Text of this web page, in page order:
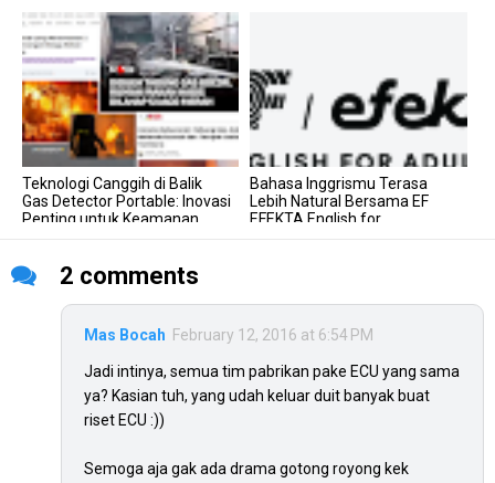
Teknologi Canggih di Balik
Gas Detector Portable: Inovasi
Penting untuk Keamanan...
Bahasa Inggrismu Terasa
Lebih Natural Bersama EF
EFEKTA English for...
2 comments
Mas Bocah February 12, 2016 at 6:54 PM
Jadi intinya, semua tim pabrikan pake ECU yang sama
ya? Kasian tuh, yang udah keluar duit banyak buat
riset ECU :))
Semoga aja gak ada drama gotong royong kek